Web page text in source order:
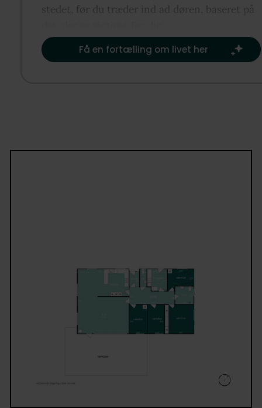
stedet, før du træder ind ad døren, baseret på
Få en fortælling om livet her